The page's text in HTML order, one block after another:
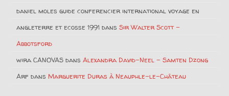
daniel moles guide conferencier international voyage en
angleterre et ecosse 1991 dansSir Walter Scott –
Abbotsford
wira CANOVAS dansAlexandra David-Neel – Samten Dzong
Arf dansMarguerite Duras à Neauphle-le-Château